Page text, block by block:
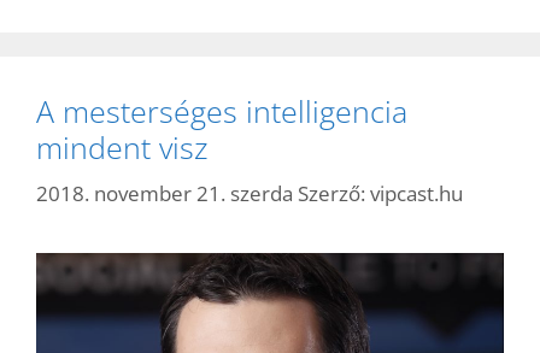
A mesterséges intelligencia
mindent visz
2018. november 21. szerda Szerző: vipcast.hu